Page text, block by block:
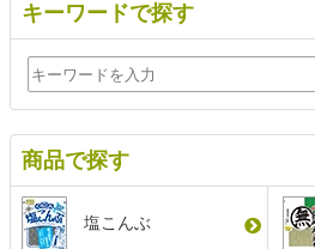
キーワードで探す
商品で探す
塩こんぶ